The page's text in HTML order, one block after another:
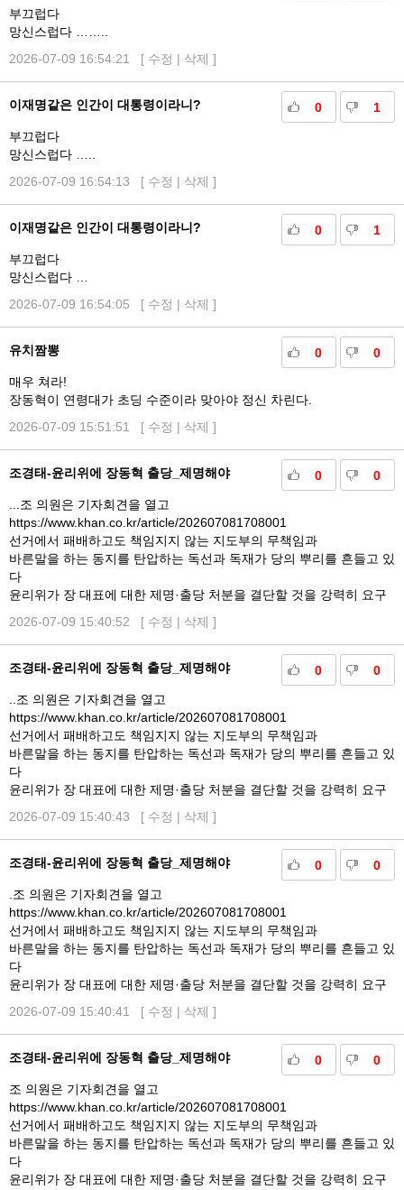
부끄럽다
망신스럽다 ……..
2026-07-09 16:54:21 [ 수정 | 삭제 ]
0 1
이재명같은 인간이 대통령이라니?
부끄럽다
망신스럽다 …..
2026-07-09 16:54:13 [ 수정 | 삭제 ]
0 1
이재명같은 인간이 대통령이라니?
부끄럽다
망신스럽다 …
2026-07-09 16:54:05 [ 수정 | 삭제 ]
0 0
유치짬뽕
매우 쳐라!
장동혁이 연령대가 초딩 수준이라 맞아야 정신 차린다.
2026-07-09 15:51:51 [ 수정 | 삭제 ]
0 0
조경태-윤리위에 장동혁 출당_제명해야
...조 의원은 기자회견을 열고
https://www.khan.co.kr/article/202607081708001
선거에서 패배하고도 책임지지 않는 지도부의 무책임과
바른말을 하는 동지를 탄압하는 독선과 독재가 당의 뿌리를 흔들고 있
다
윤리위가 장 대표에 대한 제명·출당 처분을 결단할 것을 강력히 요구
2026-07-09 15:40:52 [ 수정 | 삭제 ]
0 0
조경태-윤리위에 장동혁 출당_제명해야
..조 의원은 기자회견을 열고
https://www.khan.co.kr/article/202607081708001
선거에서 패배하고도 책임지지 않는 지도부의 무책임과
바른말을 하는 동지를 탄압하는 독선과 독재가 당의 뿌리를 흔들고 있
다
윤리위가 장 대표에 대한 제명·출당 처분을 결단할 것을 강력히 요구
2026-07-09 15:40:43 [ 수정 | 삭제 ]
0 0
조경태-윤리위에 장동혁 출당_제명해야
.조 의원은 기자회견을 열고
https://www.khan.co.kr/article/202607081708001
선거에서 패배하고도 책임지지 않는 지도부의 무책임과
바른말을 하는 동지를 탄압하는 독선과 독재가 당의 뿌리를 흔들고 있
다
윤리위가 장 대표에 대한 제명·출당 처분을 결단할 것을 강력히 요구
2026-07-09 15:40:41 [ 수정 | 삭제 ]
0 0
조경태-윤리위에 장동혁 출당_제명해야
조 의원은 기자회견을 열고
https://www.khan.co.kr/article/202607081708001
선거에서 패배하고도 책임지지 않는 지도부의 무책임과
바른말을 하는 동지를 탄압하는 독선과 독재가 당의 뿌리를 흔들고 있
다
윤리위가 장 대표에 대한 제명·출당 처분을 결단할 것을 강력히 요구